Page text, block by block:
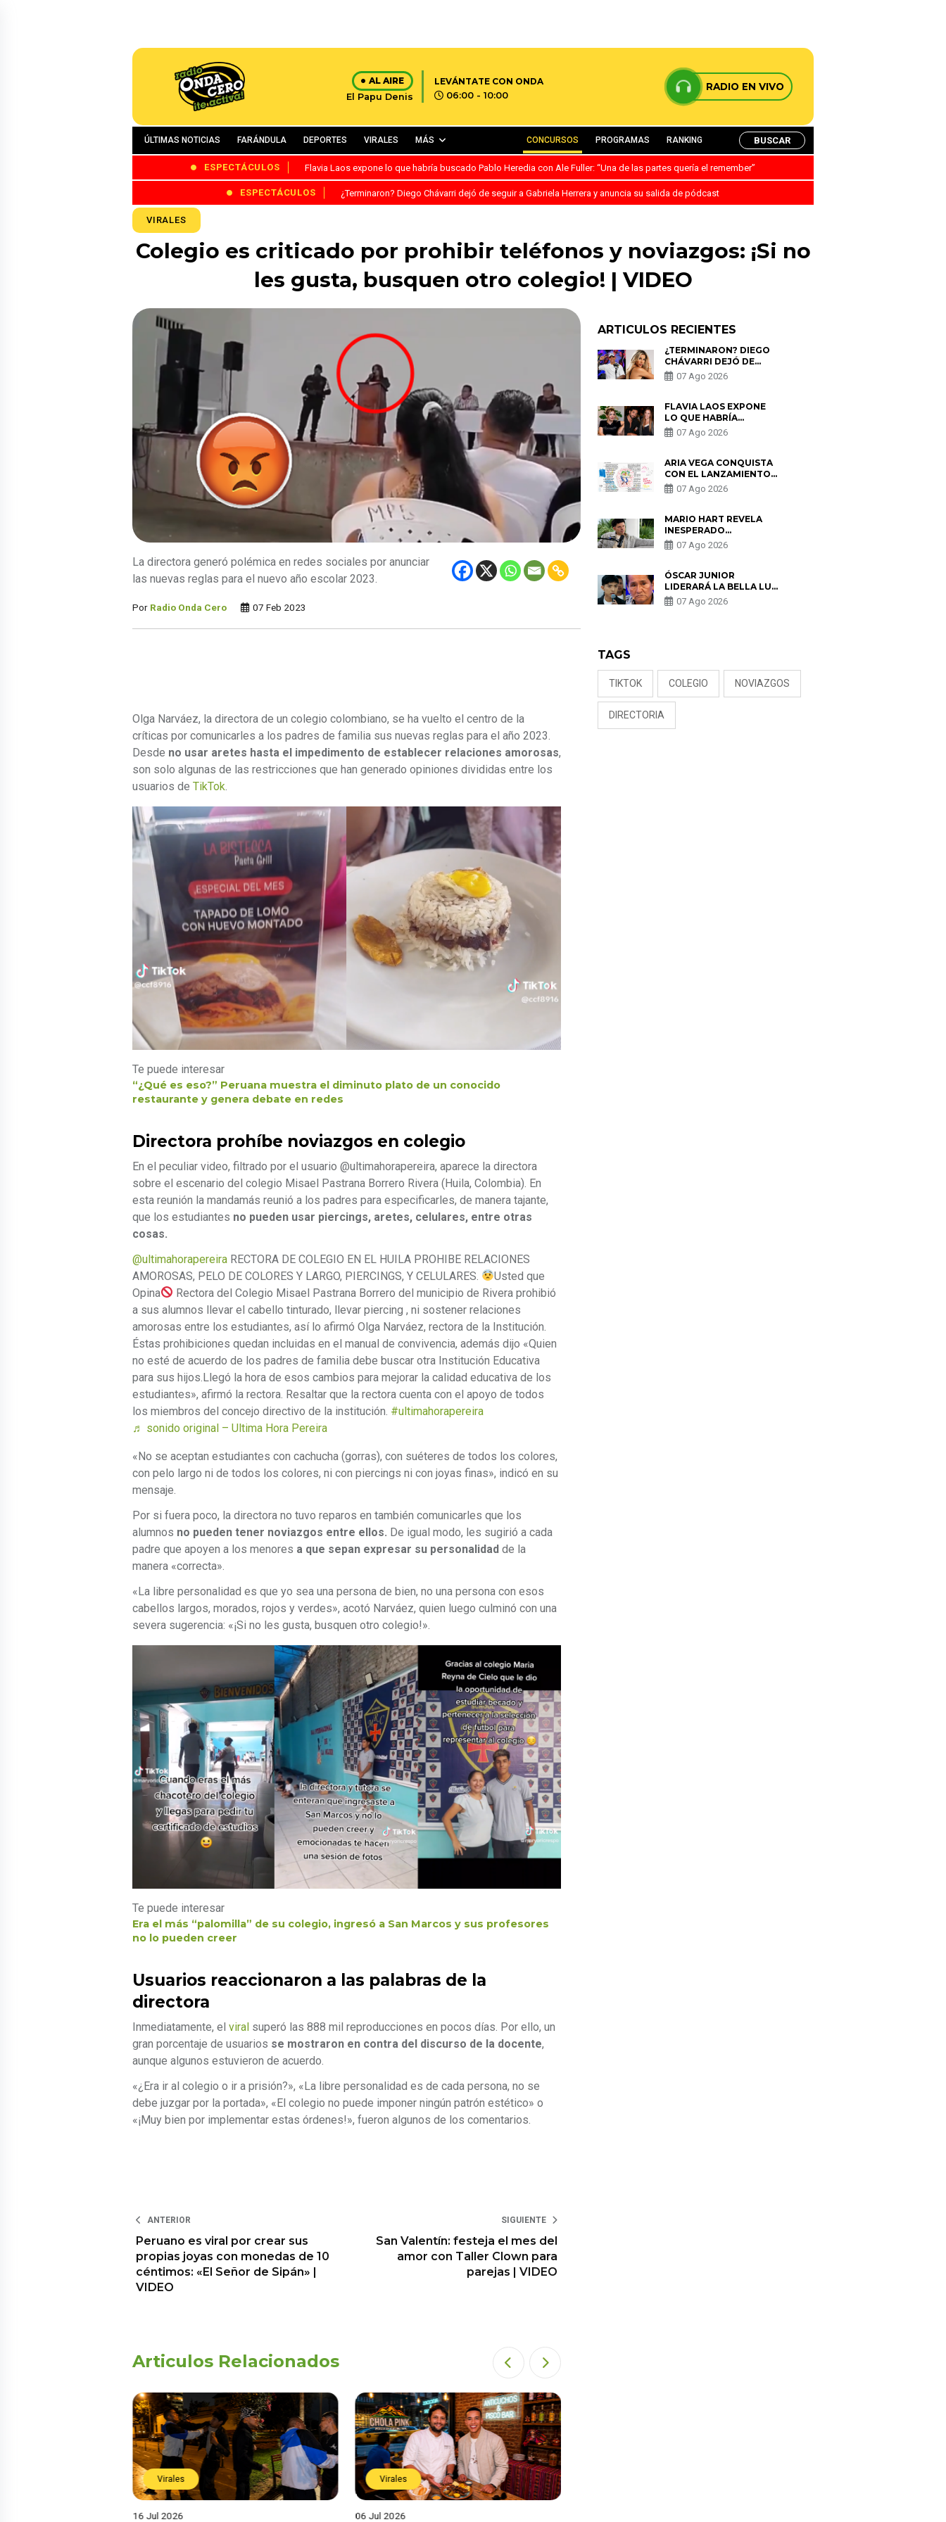
AL AIRE
El Papu Denis
LEVÁNTATE CON ONDA
06:00 - 10:00
RADIO EN VIVO
ÚLTIMAS NOTICIAS FARÁNDULA DEPORTES VIRALES MÁS CONCURSOS PROGRAMAS RANKING BUSCAR
ESPECTÁCULOS Flavia Laos expone lo que habría buscado Pablo Heredia con Ale Fuller: “Una de las partes quería el remember”
ESPECTÁCULOS ¿Terminaron? Diego Chávarri dejó de seguir a Gabriela Herrera y anuncia su salida de pódcast
VIRALES
Colegio es criticado por prohibir teléfonos y noviazgos: ¡Si no
les gusta, busquen otro colegio! | VIDEO
La directora generó polémica en redes sociales por anunciar
las nuevas reglas para el nuevo año escolar 2023.
Por Radio Onda Cero 07 Feb 2023
Olga Narváez, la directora de un colegio colombiano, se ha vuelto el centro de la
críticas por comunicarles a los padres de familia sus nuevas reglas para el año 2023.
Desde no usar aretes hasta el impedimento de establecer relaciones amorosas,
son solo algunas de las restricciones que han generado opiniones divididas entre los
usuarios de TikTok
Te puede interesar
“¿Qué es eso?” Peruana muestra el diminuto plato de un conocido
restaurante y genera debate en redes
Directora prohíbe noviazgos en colegio
En el peculiar video, filtrado por el usuario @ultimahorapereira, aparece la directora
sobre el escenario del colegio Misael Pastrana Borrero Rivera (Huila, Colombia). En
esta reunión la mandamás reunió a los padres para especificarles, de manera tajante,
que los estudiantes no pueden usar piercings, aretes, celulares, entre otras
cosas.
@ultimahorapereira RECTORA DE COLEGIO EN EL HUILA PROHIBE RELACIONES
AMOROSAS, PELO DE COLORES Y LARGO, PIERCINGS, Y CELULARES.
Usted que
Opina
Rectora del Colegio Misael Pastrana Borrero del municipio de Rivera prohibió
a sus alumnos llevar el cabello tinturado, llevar piercing , ni sostener relaciones
amorosas entre los estudiantes, así lo afirmó Olga Narváez, rectora de la Institución.
Éstas prohibiciones quedan incluidas en el manual de convivencia, además dijo «Quien
no esté de acuerdo de los padres de familia debe buscar otra Institución Educativa
para sus hijos.Llegó la hora de esos cambios para mejorar la calidad educativa de los
estudiantes», afirmó la rectora. Resaltar que la rectora cuenta con el apoyo de todos
los miembros del concejo directivo de la institución. #ultimahorapereira
♬ sonido original – Ultima Hora Pereira
«No se aceptan estudiantes con cachucha (gorras), con suéteres de todos los colores,
con pelo largo ni de todos los colores, ni con piercings ni con joyas finas», indicó en su
mensaje.
Por si fuera poco, la directora no tuvo reparos en también comunicarles que los
alumnos no pueden tener noviazgos entre ellos. De igual modo, les sugirió a cada
padre que apoyen a los menores a que sepan expresar su personalidad de la
manera «correcta».
«La libre personalidad es que yo sea una persona de bien, no una persona con esos
cabellos largos, morados, rojos y verdes», acotó Narváez, quien luego culminó con una
severa sugerencia: «¡Si no les gusta, busquen otro colegio!».
Te puede interesar
Era el más “palomilla” de su colegio, ingresó a San Marcos y sus profesores
no lo pueden creer
Usuarios reaccionaron a las palabras de la
directora
Inmediatamente, el viral superó las 888 mil reproducciones en pocos días. Por ello, un
gran porcentaje de usuarios se mostraron en contra del discurso de la docente,
aunque algunos estuvieron de acuerdo.
«¿Era ir al colegio o ir a prisión?», «La libre personalidad es de cada persona, no se
debe juzgar por la portada», «El colegio no puede imponer ningún patrón estético» o
«¡Muy bien por implementar estas órdenes!», fueron algunos de los comentarios.
ANTERIOR
Peruano es viral por crear sus
propias joyas con monedas de 10
céntimos: «El Señor de Sipán» |
VIDEO
SIGUIENTE
San Valentín: festeja el mes del
amor con Taller Clown para
parejas | VIDEO
Articulos Relacionados
Virales
16 Jul 2026
Virales
06 Jul 2026
ARTICULOS RECIENTES
¿TERMINARON? DIEGO
CHÁVARRI DEJÓ DE
SEGUIR A GABRIELA
HERRERA Y ANUNCIA SU
07 Ago 2026
FLAVIA LAOS EXPONE
LO QUE HABRÍA
BUSCADO PABLO
HEREDIA CON ALE
PARTES QUERÍA EL
REMEMBER”
07 Ago 2026
ARIA VEGA CONQUISTA
CON EL LANZAMIENTO
DE “TOTOTO (+4)”
07 Ago 2026
MARIO HART REVELA
INESPERADO
PROBLEMA DE SALUD
ANTES DE SEPARARSE
ENCONTRARON UN
TUMOR”
07 Ago 2026
ÓSCAR JUNIOR
LIDERARÁ LA BELLA LUZ
TRAS SALIDA DE SU
PADRE POR POLÉMICA
07 Ago 2026
TAGS
TIKTOK COLEGIO NOVIAZGOS
DIRECTORIA